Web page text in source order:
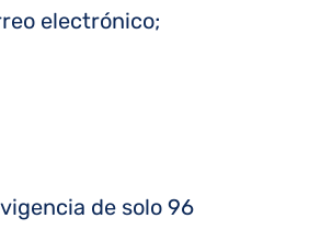
electrónico;
de solo 96